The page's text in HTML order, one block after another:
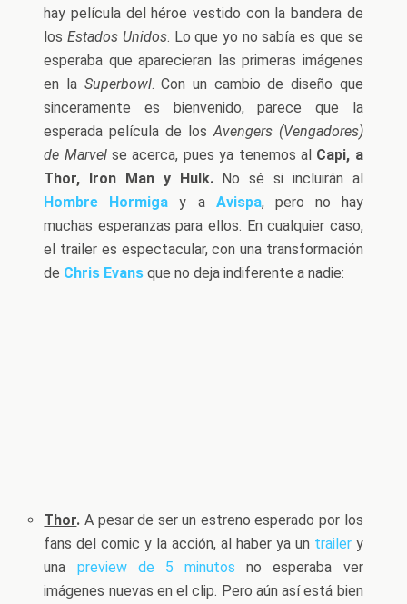
hay película del héroe vestido con la bandera de
losEstados Unidos. Lo que yo no sabía es que se
esperaba que aparecieran las primeras imágenes
en la Superbowl. Con un cambio de diseño que
sinceramente es bienvenido, parece que la
esperada película de losAvengers (Vengadores)
de Marvelse acerca, pues ya tenemos al Capi, a
Thor, Iron Man y Hulk.No sé si incluirán al
Hombre Hormiga y a Avispa, pero no hay
muchas esperanzas para ellos. En cualquier caso,
el trailer es espectacular, con una transformación
de Chris Evans que no deja indiferente a nadie:
Thor. A pesar de ser un estreno esperado por los
fans del comic y la acción, al haber ya un trailery
una preview de 5 minutos no esperaba ver
imágenes nuevas en el clip. Pero aún así está bien